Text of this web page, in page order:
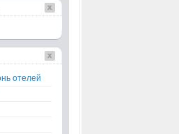
отелей